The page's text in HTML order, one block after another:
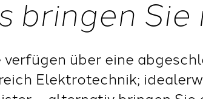
bringen
verfügen über eine
Elektrotechnik;